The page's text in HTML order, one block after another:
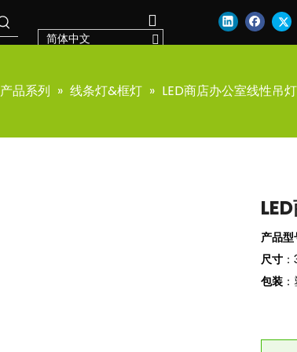
简体中文
产品系列 » 线条灯&框灯 » LED商店办公室线性吊
产品型
尺寸：
包装：